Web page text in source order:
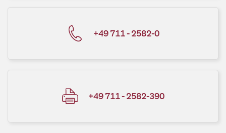
+49 711 - 2582-0
+49 711 - 2582-390